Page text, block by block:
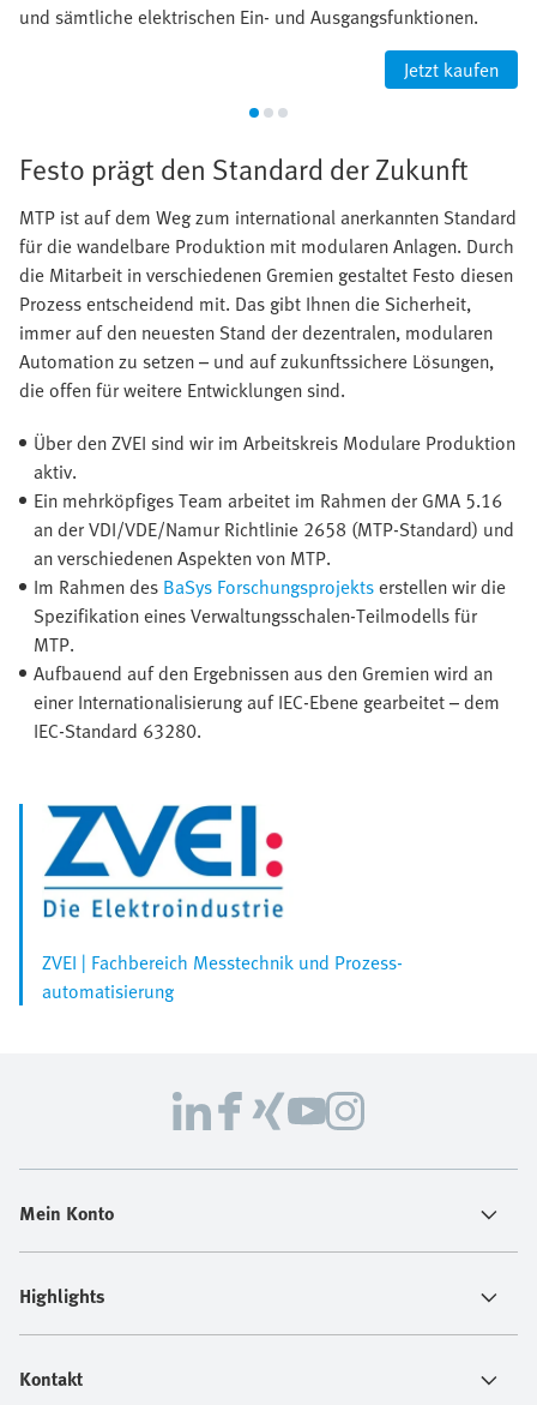
und sämtliche elektrischen Ein- und Ausgangsfunktionen.
Jetzt kaufen
Festo prägt den Standard der Zukunft
MTP ist auf dem Weg zum international anerkannten Standard
für die wandelbare Produktion mit modularen Anlagen. Durch
die Mitarbeit in verschiedenen Gremien gestaltet Festo diesen
Prozess entscheidend mit. Das gibt Ihnen die Sicherheit,
immer auf den neuesten Stand der dezentralen, modularen
Automation zu setzen – und auf zukunftssichere Lösungen,
die offen für weitere Entwicklungen sind.
Über den ZVEI sind wir im Arbeitskreis Modulare Produktion
aktiv.
Ein mehrköpfiges Team arbeitet im Rahmen der GMA 5.16
an der VDI/VDE/Namur Richtlinie 2658 (MTP-Standard) und
an verschiedenen Aspekten von MTP.
Im Rahmen des BaSys Forschungsprojektserstellen wir die
Spezifikation eines Verwaltungsschalen-Teilmodells für
MTP.
Aufbauend auf den Ergebnissen aus den Gremien wird an
einer Internationalisierung auf IEC-Ebene gearbeitet – dem
IEC-Standard 63280.
ZVEI | Fachbereich Messtechnik und Prozess­
automatisierung
Mein Konto
Highlights
Kontakt